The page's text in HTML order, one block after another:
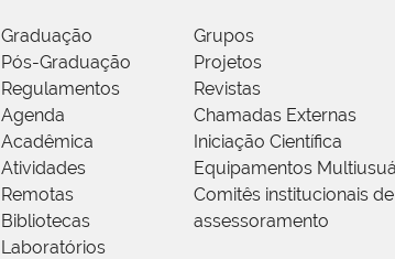
Graduação
Pós-Graduação
Regulamentos
Agenda
Acadêmica
Atividades
Remotas
Bibliotecas
Laboratórios
Grupos
Projetos
Revistas
Chamadas Externas
Iniciação Científica
Equipamentos
Comitês institucionais de
assessoramento